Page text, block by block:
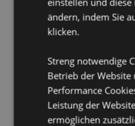
Inseln (Spanien),
(Frankreich), Kroatien,
Dänemark, Estland,
Deutschland,
Guernsey
Ungarn, Island, Irland,
Königreich), Italien
Kosovo, Lettland,
Nordmazedonien,
ändern, indem Sie
klicken.
Streng notwendige
Betrieb der Website
Performance
Leistung der
ermöglichen